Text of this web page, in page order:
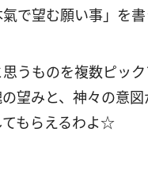
で望む願い事」を書
うものを複数ピッ
望みと、神々の意
てもらえるわよ☆